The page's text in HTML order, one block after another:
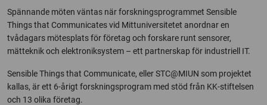
Spännande möten väntas när forskningsprogrammet Sensible
Things that Communicates vid Mittuniversitetet anordnar en
tvådagars mötesplats för företag och forskare runt sensorer,
mätteknik och elektroniksystem – ett partnerskap för industriell IT.
Sensible Things that Communicate, eller STC@MIUN som projektet
kallas, är ett 6-årigt forskningsprogram med stöd från KK-stiftelsen
och 13 olika företag.